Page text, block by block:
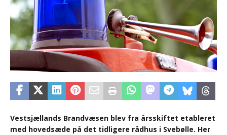
Vestsjællands Brandvæsen blev fra årsskiftet etableret
med hovedsæde på det tidligere rådhus i Svebølle. Her